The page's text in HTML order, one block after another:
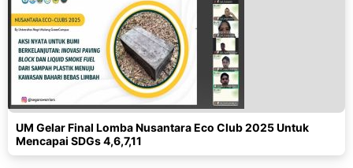
UM Gelar Final Lomba Nusantara Eco Club 2025 Untuk
Mencapai SDGs 4,6,7,11